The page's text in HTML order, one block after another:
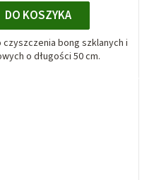
DO KOSZYKA
bong szklanych i
o długości 50 cm.